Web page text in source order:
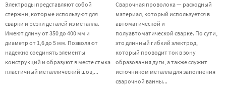
Электроды представляют собой
стержни, которые используют для
сварки и резки деталей из металла.
Имеют длину от 350 до 400 мм и
диаметр от 1,6 до 5 мм. Позволяют
надежно соединять элементы
конструкций и образуют в месте стыка
пластичный металлический шов,...
Сварочная проволока — расходный
материал, который используется в
автоматической и
полуавтоматической сварке. По сути,
это длинный гибкий электрод,
который проводит ток в зону
образования дуги, а также служит
источником металла для заполнения
сварочной ванны...